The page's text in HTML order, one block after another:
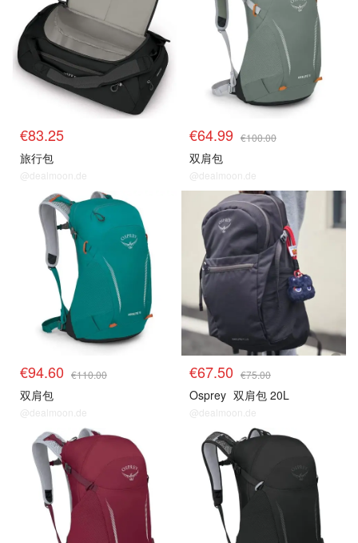
€83.25
旅行包
@dealmoon.de
€64.99 €100.00
双肩包
@dealmoon.de
€94.60 €110.00
双肩包
@dealmoon.de
€67.50 €75.00
Osprey 双肩包 20L
@dealmoon.de